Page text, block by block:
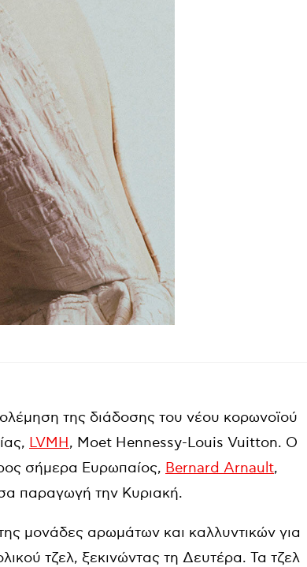
της διάδοσης του νέου κορωνοϊού
LVMH , Moet Hennessy-Louis Vuitton. Ο
σήμερα Ευρωπαίος, Bernard Arnault,
παραγωγή την Κυριακή.
μονάδες αρωμάτων και καλλυντικών για
τζελ, ξεκινώντας τη Δευτέρα. Τα τζελ